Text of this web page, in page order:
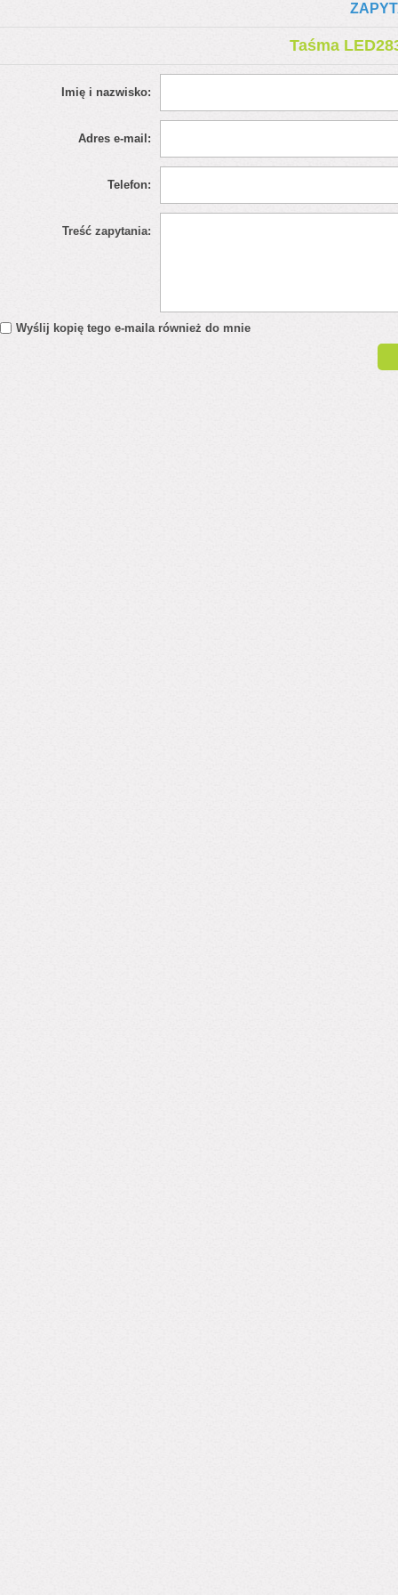
Taśma
Imię i nazwisko:
Adres e-mail:
Telefon:
Treść zapytania:
Wyślij kopię tego e-maila również do mnie